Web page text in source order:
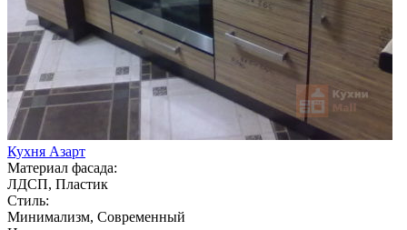
Кухня Азарт
Материал фасада:
ЛДСП, Пластик
Стиль:
Минимализм, Современный